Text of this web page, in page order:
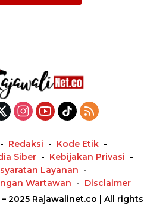
Redaksi
Kode Etik
Siber
Kebijakan Privasi
Layanan
Wartawan
Disclaimer
2025 Rajawalinet.co | All rights